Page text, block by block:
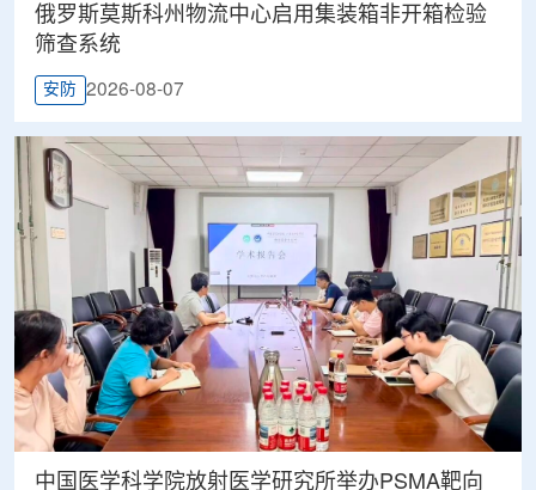
俄罗斯莫斯科州物流中心启用集装箱非开箱检验
筛查系统
安防 2026-08-07
中国医学科学院放射医学研究所举办PSMA靶向